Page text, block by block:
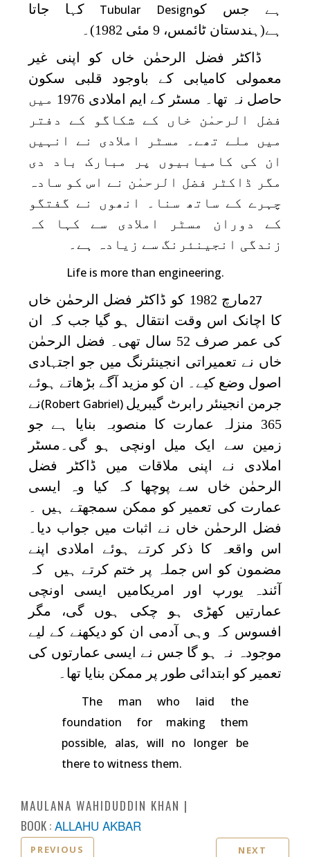
ہے جس کوTubular Design کہا جاتا
ہے(ہندستان ٹائمس، 9 مئی 1982)۔
ڈاکٹر فضل الرحمٰن خاں کو اپنی غیر
معمولی کامیابی کے باوجود قلبی سکون
حاصل نہ تھا۔ مسٹر کے ایم املادی 1976 میں
فضل الرحمٰن خاں کے شکاگو کے دفتر
میں ملے تھے۔ مسٹر املادی نے انہیں
ان کی کامیابیوں پر مبارک باد دی
مگر ڈاکٹر فضل الرحمٰن نے اس کو سادہ
چہرے کے ساتھ سنا۔ انھوں نے گفتگو
کے دوران مسٹر املادی سے کہا کہ
زندگی انجینئرنگ سے زیادہ ہے۔
Life is more than engineering.
27
مارچ 1982 کو ڈاکٹر فضل الرحمٰن خاں
کا اچانک اس وقت انتقال ہو گیا جب کہ ان
کی عمر صرف 52 سال تھی۔ فضل الرحمٰن
خاں نے تعمیراتی انجینئرنگ میں جو اجتہادی
اصول وضع کیے۔ ان کو مزید آگے بڑھاتے ہوئے
جرمن انجینئر رابرٹ گیبریل (Robert Gabriel)نے
365 منزلہ عمارت کا منصوبہ بنایا ہے جو
زمین سے ایک میل اونچی ہو گی۔مسٹر
املادی نے اپنی ملاقات میں ڈاکٹر فضل
الرحمٰن خاں سے پوچھا کہ کیا وہ ایسی
عمارت کی تعمیر کو ممکن سمجھتے ہیں ۔
فضل الرحمٰن خاں نے اثبات میں جواب دیا۔
اس واقعہ کا ذکر کرتے ہوئے املادی اپنے
مضمون کو اس جملہ پر ختم کرتے ہیں کہ
آئندہ یورپ اور امریکامیں ایسی اونچی
عمارتیں کھڑی ہو چکی ہوں گی، مگر
افسوس کہ وہی آدمی ان کو دیکھنے کے لیے
موجودہ نہ ہو گا جس نے ایسی عمارتوں کی
تعمیر کو ابتدائی طور پر ممکن بنایا تھا۔
The man who laid the
foundation for making them
possible, alas, will no longer be
there to witness them.
MAULANA WAHIDUDDIN KHAN
BOOK : ALLAHU AKBAR
PREVIOUS NEXT